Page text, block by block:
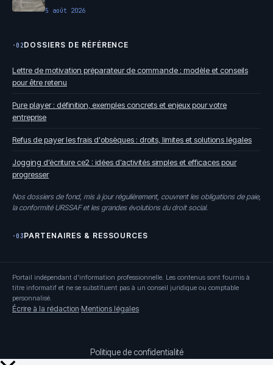
5 août 2026
·02DOSSIERS DE RÉFÉRENCE
Lettre de motivation préparateur de commande : modèle et conseils
pour être retenu
Pure player : définition, exemples concrets et enjeux pour votre
entreprise
Refus de payer les frais d'obsèques : droits, limites et solutions légales
Jogging d’écriture ce2 : idées d’activités simples et efficaces pour
progresser
Nos dossiers de fond, mis à jour régulièrement, couvrent les obligations de paie,
la conformité URSSAF et les grandes évolutions du droit social.
·03PARTENAIRES & RESSOURCES
Portail indépendant d'information professionnelle. Les contenus sont fournis à
titre informatif et ne se substituent pas à un conseil juridique ou comptable
personnalisé.
Écrire à la rédaction·Mentions légales
Politique de confidentialité